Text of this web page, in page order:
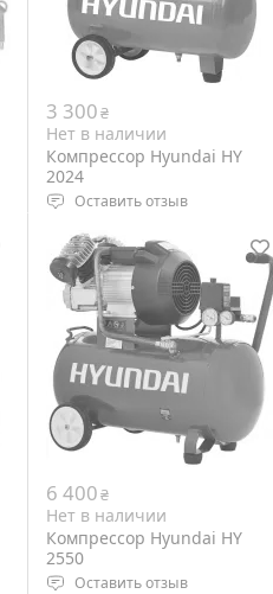
3 300₴
Нет в наличии
Компрессор Hyundai HY
2024
Оставить отзыв
Тип компрессора:
поршневой
Мощность двигателя: 2 кВт
Выходная мощность: 2,5 л.с.
Объем ресивера: 24 л
Вес: 24 кг
6 400₴
Нет в наличии
Компрессор Hyundai HY
2550
Оставить отзыв